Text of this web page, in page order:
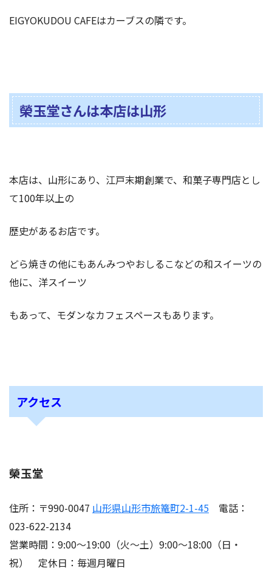
EIGYOKUDOU CAFEはカーブスの隣です。
榮玉堂さんは本店は山形
本店は、山形にあり、江戸末期創業で、和菓子専門店とし
て100年以上の
歴史があるお店です。
どら焼きの他にもあんみつやおしるこなどの和スイーツの
他に、洋スイーツ
もあって、モダンなカフェスペースもあります。
アクセス
榮玉堂
住所：〒990-0047 山形県山形市旅篭町2-1-45 電話：
023-622-2134
営業時間：9:00～19:00（火～土）9:00～18:00（日・
祝） 定休日：毎週月曜日